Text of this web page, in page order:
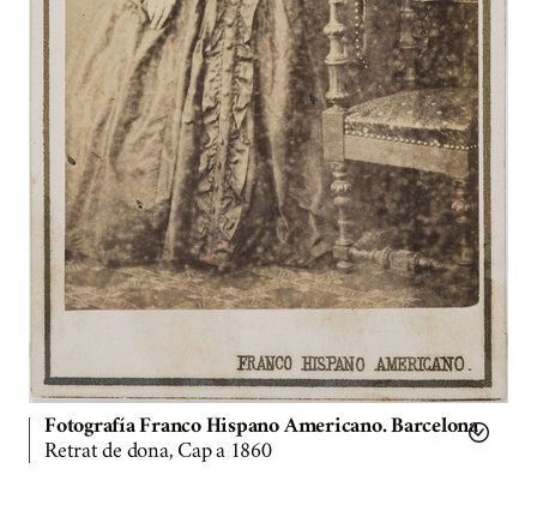
Fotografía Franco Hispano Americano. Barcelona
Retrat de dona, Cap a 1860